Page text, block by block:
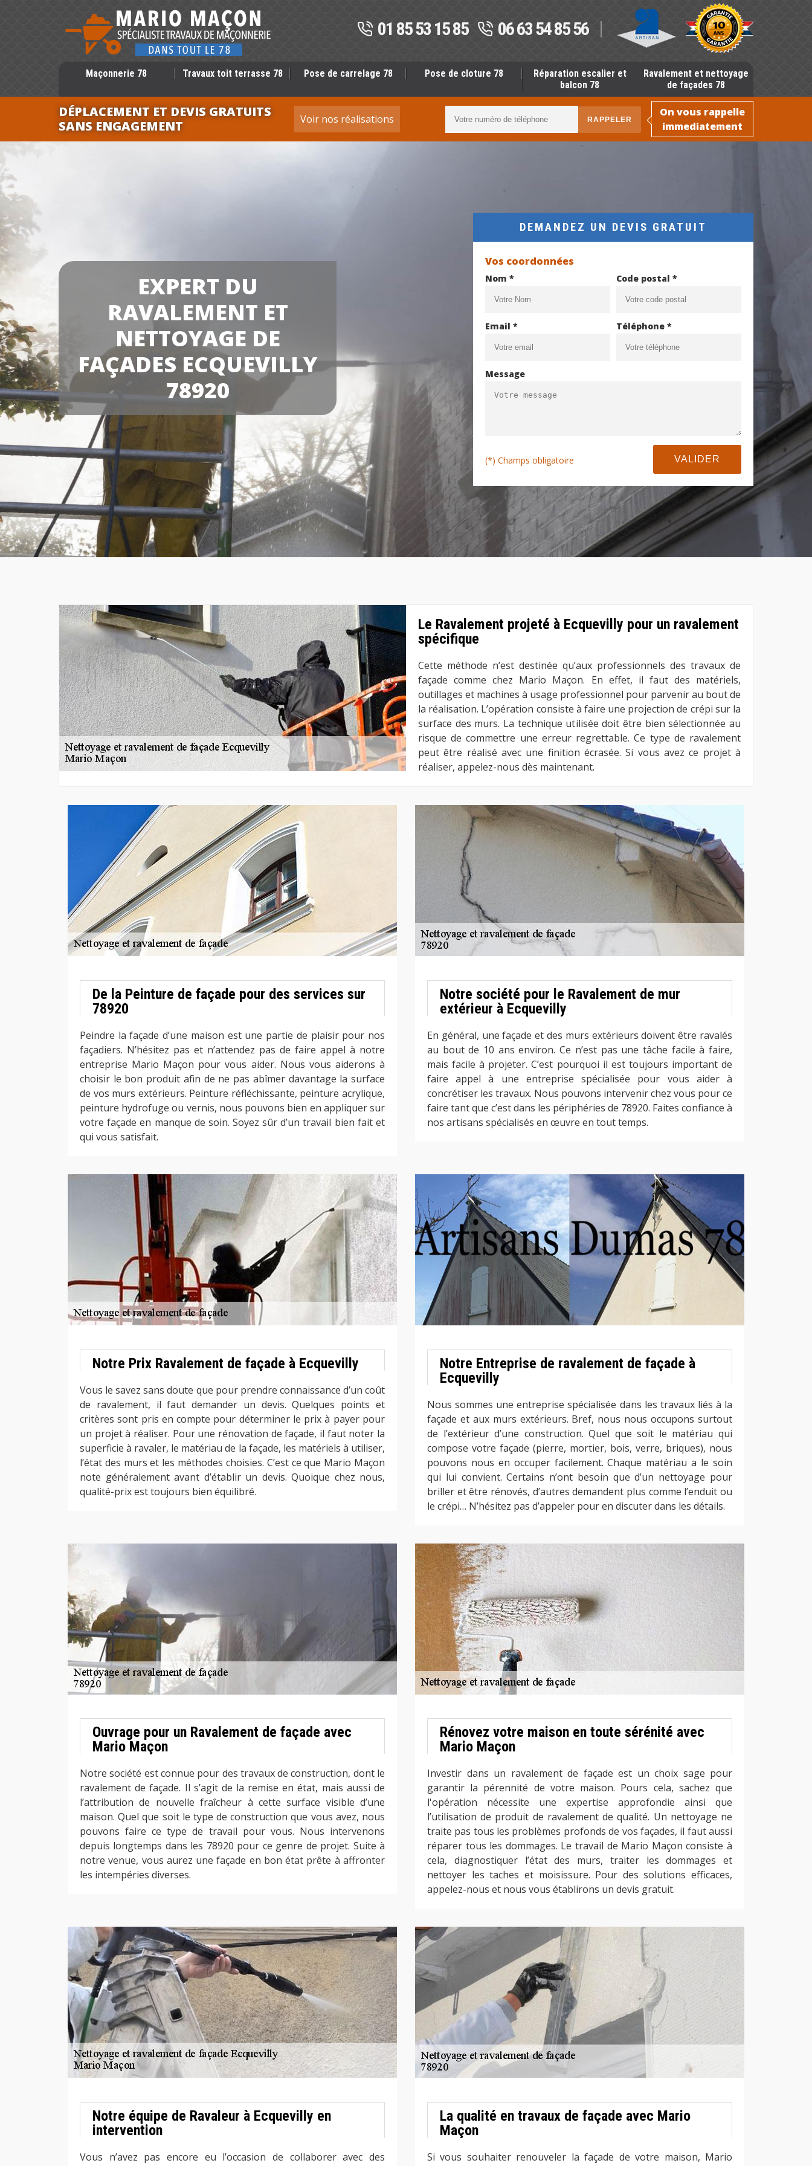
01 85 53 15 85 06 63 54 85 56
Maçonnerie 78 Travaux toit terrasse 78 Pose de carrelage 78 Pose de cloture 78
Réparation escalier et
balcon 78
Ravalement et nettoyage
de façades 78
DÉPLACEMENT ET DEVIS GRATUITS
SANS ENGAGEMENT
Voir nos réalisations
On vous rappelle
immediatement
EXPERT DU
RAVALEMENT ET
NETTOYAGE DE
FAÇADES ECQUEVILLY
78920
DEMANDEZ UN DEVIS GRATUIT
Vos coordonnées
Nom * Code postal *
Email * Téléphone *
Message
(*) Champs obligatoire
Le Ravalement projeté à Ecquevilly pour un ravalement
spécifique
Cette méthode n’est destinée qu’aux professionnels des travaux de
façade comme chez Mario Maçon. En effet, il faut des matériels,
outillages et machines à usage professionnel pour parvenir au bout de
la réalisation. L’opération consiste à faire une projection de crépi sur la
surface des murs. La technique utilisée doit être bien sélectionnée au
risque de commettre une erreur regrettable. Ce type de ravalement
peut être réalisé avec une finition écrasée. Si vous avez ce projet à
réaliser, appelez-nous dès maintenant.
De la Peinture de façade pour des services sur
78920
Peindre la façade d’une maison est une partie de plaisir pour nos
façadiers. N’hésitez pas et n’attendez pas de faire appel à notre
entreprise Mario Maçon pour vous aider. Nous vous aiderons à
choisir le bon produit afin de ne pas abîmer davantage la surface
de vos murs extérieurs. Peinture réfléchissante, peinture acrylique,
peinture hydrofuge ou vernis, nous pouvons bien en appliquer sur
votre façade en manque de soin. Soyez sûr d’un travail bien fait et
qui vous satisfait.
Notre société pour le Ravalement de mur
extérieur à Ecquevilly
En général, une façade et des murs extérieurs doivent être ravalés
au bout de 10 ans environ. Ce n’est pas une tâche facile à faire,
mais facile à projeter. C’est pourquoi il est toujours important de
faire appel à une entreprise spécialisée pour vous aider à
concrétiser les travaux. Nous pouvons intervenir chez vous pour ce
faire tant que c’est dans les périphéries de 78920. Faites confiance à
nos artisans spécialisés en œuvre en tout temps.
Notre Prix Ravalement de façade à Ecquevilly
Vous le savez sans doute que pour prendre connaissance d’un coût
de ravalement, il faut demander un devis. Quelques points et
critères sont pris en compte pour déterminer le prix à payer pour
un projet à réaliser. Pour une rénovation de façade, il faut noter la
superficie à ravaler, le matériau de la façade, les matériels à utiliser,
l’état des murs et les méthodes choisies. C’est ce que Mario Maçon
note généralement avant d’établir un devis. Quoique chez nous,
qualité-prix est toujours bien équilibré.
Notre Entreprise de ravalement de façade à
Ecquevilly
Nous sommes une entreprise spécialisée dans les travaux liés à la
façade et aux murs extérieurs. Bref, nous nous occupons surtout
de l’extérieur d’une construction. Quel que soit le matériau qui
compose votre façade (pierre, mortier, bois, verre, briques), nous
pouvons nous en occuper facilement. Chaque matériau a le soin
qui lui convient. Certains n’ont besoin que d’un nettoyage pour
briller et être rénovés, d’autres demandent plus comme l’enduit ou
le crépi… N’hésitez pas d’appeler pour en discuter dans les détails.
Ouvrage pour un Ravalement de façade avec
Mario Maçon
Notre société est connue pour des travaux de construction, dont le
ravalement de façade. Il s’agit de la remise en état, mais aussi de
l’attribution de nouvelle fraîcheur à cette surface visible d’une
maison. Quel que soit le type de construction que vous avez, nous
pouvons faire ce type de travail pour vous. Nous intervenons
depuis longtemps dans les 78920 pour ce genre de projet. Suite à
notre venue, vous aurez une façade en bon état prête à affronter
les intempéries diverses.
Rénovez votre maison en toute sérénité avec
Mario Maçon
Investir dans un ravalement de façade est un choix sage pour
garantir la pérennité de votre maison. Pours cela, sachez que
l'opération nécessite une expertise approfondie ainsi que
l’utilisation de produit de ravalement de qualité. Un nettoyage ne
traite pas tous les problèmes profonds de vos façades, il faut aussi
réparer tous les dommages. Le travail de Mario Maçon consiste à
cela, diagnostiquer l’état des murs, traiter les dommages et
nettoyer les taches et moisissure. Pour des solutions efficaces,
appelez-nous et nous vous établirons un devis gratuit.
Notre équipe de Ravaleur à Ecquevilly en
intervention
Vous n’avez pas encore eu l’occasion de collaborer avec des
La qualité en travaux de façade avec Mario
Maçon
Si vous souhaiter renouveler la façade de votre maison, Mario